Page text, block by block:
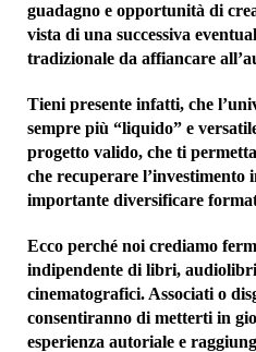
guadagno e opportunità di
vista di una successiva
tradizionale da affiancare
Tieni presente infatti, che
sempre più “liquido” e
progetto valido, che ti
che recuperare l’investimento
importante diversificare
Ecco perché noi crediamo
indipendente di libri,
cinematografici. Associati o
consentiranno di metterti in
esperienza autoriale e